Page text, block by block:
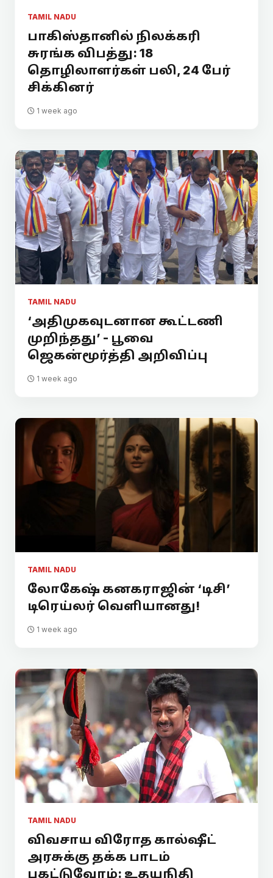
TAMIL NADU
பாகிஸ்தானில் நிலக்கரி
சுரங்க விபத்து: 18
தொழிலாளர்கள் பலி, 24 பேர்
சிக்கினர்
1 week ago
TAMIL NADU
‘அதிமுகவுடனான கூட்டணி
முறிந்தது’ - பூவை
ஜெகன்மூர்த்தி அறிவிப்பு
1 week ago
TAMIL NADU
லோகேஷ் கனகராஜின் ‘டிசி’
டிரெய்லர் வெளியானது!
1 week ago
TAMIL NADU
விவசாய விரோத கால்ஷீட்
அரசுக்கு தக்க பாடம்
புகட்டுவோம்: உதயநிதி